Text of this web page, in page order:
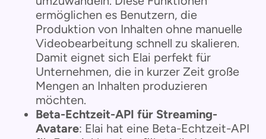
ermöglichen es Benutzern, die
Produktion von Inhalten ohne manuelle
Videobearbeitung schnell zu skalieren.
Damit eignet sich Elai perfekt für
Unternehmen, die in kurzer Zeit große
Mengen an Inhalten produzieren
möchten.
Beta-Echtzeit-API für Streaming-
Avatare: Elai hat eine Beta-Echtzeit-API